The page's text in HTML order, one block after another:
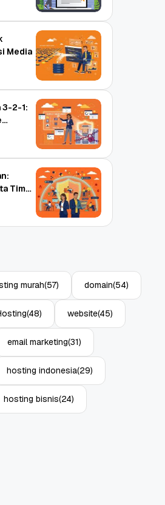
Media
3-2-1:
Tim
murah(57) domain(54)
(48) website(45)
email marketing(31)
hosting indonesia(29)
hosting bisnis(24)